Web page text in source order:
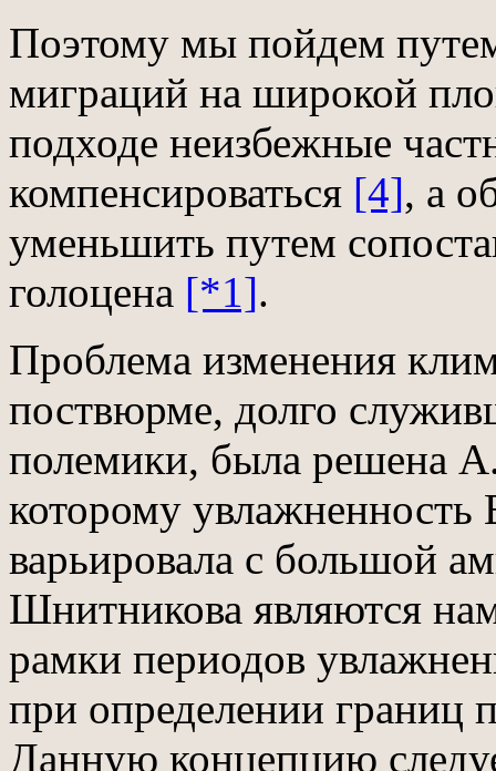
Поэтому мы пойдем
миграций на широкой
подходе неизбежные
компенсироваться [4], а
уменьшить путем
голоцена [*1].
Проблема изменения
поствюрме, долго
полемики, была решена
которому увлажненность
варьировала с большой
Шнитникова являются
рамки периодов
при определении границ
Данную концепцию